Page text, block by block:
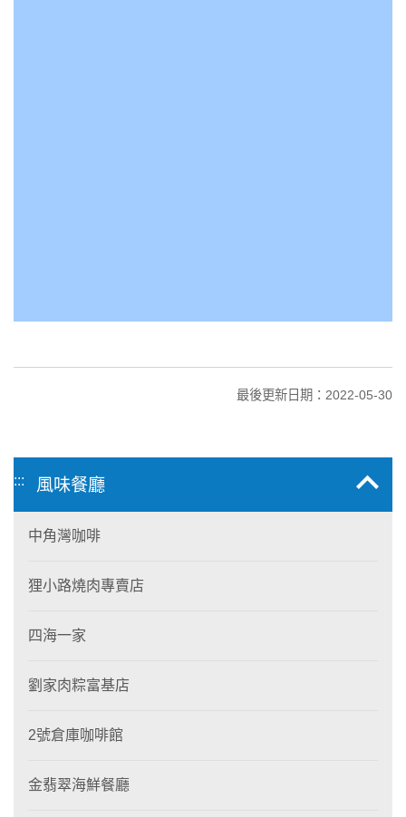
最後更新日期：2022-05-30
::: 風味餐廳
中角灣咖啡
狸小路燒肉專賣店
四海一家
劉家肉粽富基店
2號倉庫咖啡館
金翡翠海鮮餐廳